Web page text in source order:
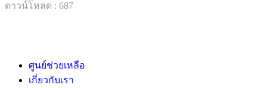
ดาวน์โหลด : 687
ศูนย์ช่วยเหลือ
เกี่ยวกับเรา